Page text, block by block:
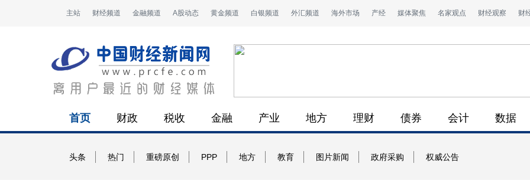
主站 财经频道 金融频道 A股动态 黄金频道 白银频道 外汇频道 海外市场 产经 媒体聚焦 名家观点 财经观察 财
首页 财政 税收 金融 产业 地方 理财 债券 会计 数据
头条 热门 重磅原创 PPP 地方 教育 图片新闻 政府采购 权威公告